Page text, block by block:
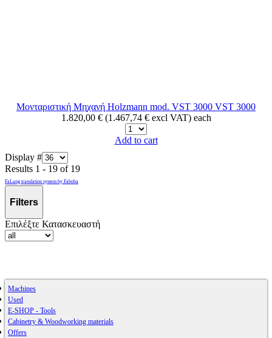
Μονταριστική Μηχανή Holzmann mod. VST 3000 VST 3000
1.820,00 € (1.467,74 € excl VAT) each
Add to cart
Display #
Results 1 - 19 of 19
FaLang translation system by Faboba
Filters
Επιλέξτε Κατασκευαστή
Machines
Used
E-SHOP - Tools
Cabinetry & Woodworking materials
Offers